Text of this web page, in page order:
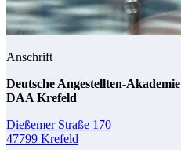
Anschrift
Deutsche Angestellten-Akademie
DAA Krefeld
Dießemer Straße 170
47799 Krefeld